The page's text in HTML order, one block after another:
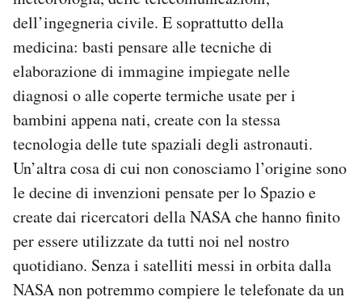
dell’ingegneria civile. E soprattutto della
medicina: basti pensare alle tecniche di
elaborazione di immagine impiegate nelle
diagnosi o alle coperte termiche usate per i
bambini appena nati, create con la stessa
tecnologia delle tute spaziali degli astronauti.
Un’altra cosa di cui non conosciamo l’origine sono
le decine di invenzioni pensate per lo Spazio e
create dai ricercatori della NASA che hanno finito
per essere utilizzate da tutti noi nel nostro
quotidiano. Senza i satelliti messi in orbita dalla
NASA non potremmo compiere le telefonate da un